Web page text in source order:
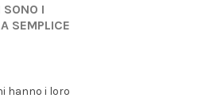
SONO I
SEMPLICE
hanno i loro